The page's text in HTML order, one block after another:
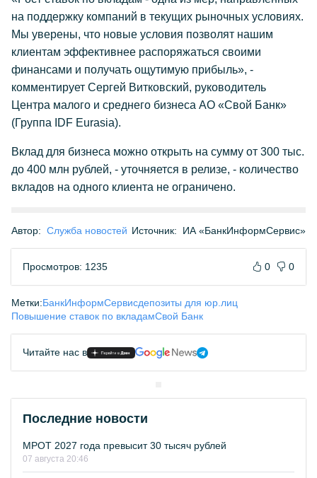
на поддержку компаний в текущих рыночных условиях.
Мы уверены, что новые условия позволят нашим
клиентам эффективнее распоряжаться своими
финансами и получать ощутимую прибыль», -
комментирует Сергей Витковский, руководитель
Центра малого и среднего бизнеса АО «Свой Банк»
(Группа IDF Eurasia).
Вклад для бизнеса можно открыть на сумму от 300 тыс.
до 400 млн рублей, - уточняется в релизе, - количество
вкладов на одного клиента не ограничено.
Автор: Служба новостей Источник: ИА «БанкИнформСервис»
Просмотров: 1235 0 0
Метки:БанкИнформСервисдепозиты для юр.лиц
Повышение ставок по вкладамСвой Банк
Читайте нас в
Последние новости
МРОТ 2027 года превысит 30 тысяч рублей
07 августа 20:46